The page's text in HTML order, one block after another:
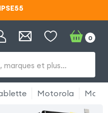
marques et plus…
0
Motorola